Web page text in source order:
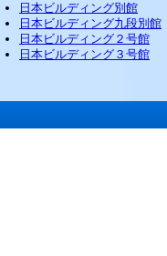
日本ビルディング別館
日本ビルディング九段別館
日本ビルディング２号館
日本ビルディング３号館